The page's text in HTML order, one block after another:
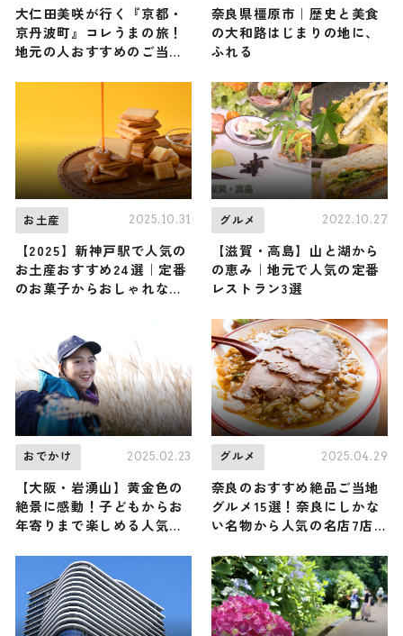
大仁田美咲が行く『京都・
京丹波町』コレうまの旅！
地元の人おすすめのご当地
奈良県橿原市｜歴史と美食
の大和路はじまりの地に、
ふれる
お土産 2025.10.31
【2025】新神戸駅で人気の
お土産おすすめ24選｜定番
のお菓子からおしゃれなお
グルメ 2022.10.27
【滋賀・高島】山と湖から
の恵み｜地元で人気の定番
レストラン3選
おでかけ 2025.02.23
【大阪・岩湧山】黄金色の
絶景に感動！子どもからお
年寄りまで楽しめる人気の
さんが登頂（登山で頂きメ
シ！コラボ企画）
グルメ 2025.04.29
奈良のおすすめ絶品ご当地
グルメ15選！奈良にしかな
い名物から人気の名店7店